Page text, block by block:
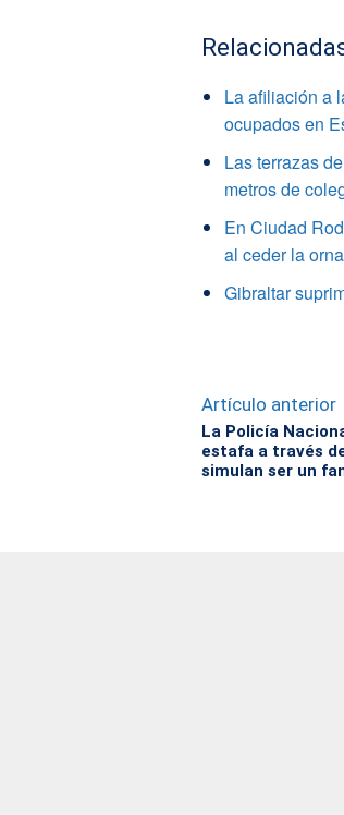
La afiliación a
ocupados en
Las terrazas
metros de
En Ciudad
al ceder la
Gibraltar
Artículo anterior
La Policía
estafa a través
simulan ser un